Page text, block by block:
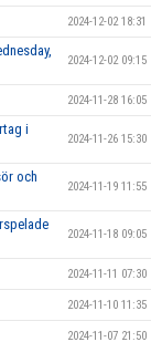
2024-12-02 18:31
2024-12-02 09:15
2024-11-28 16:05
i
2024-11-26 15:30
och
2024-11-19 11:55
2024-11-18 09:05
2024-11-11 07:30
2024-11-10 11:35
2024-11-07 21:50